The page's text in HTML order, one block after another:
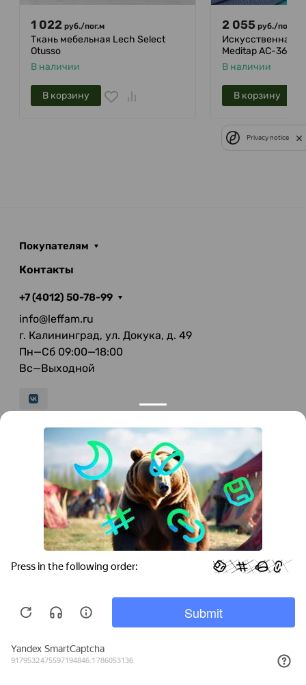
Каталог
1 022 руб./пог.м
Ткань мебельная Lech Select
Otusso
В наличии
В корзину
2 055 руб./пог.м
Искусственная
Meditap AC-365
В наличии
В корзину
Покупателям
Контакты
+7 (4012) 50-78-99
info@leffam.ru
г. Калининград, ул. Докука, д. 49
Пн—Сб 09:00—18:00
Вс—Выходной
© 2026 LeFFAM — материалы для качественной
мягкой мебели
Получение и обработка персональных данных происходит в
соответствии с Федеральным законом от 27.07.2006 года №152-ФЗ
"О персональных данных", на условиях и для целей, определенных
Политикой конфиденциальности
.
Все права защищены. Использование информации с сайта без
разрешения запрещено. Информация, указанная на сайте, не
является публичной офертой.
ООО "Мебель-Холл" ИНН: 3904613126 ОГРН: 1103925020517
Мы используем cookies для быстрой и
пользоваться сайтом, вы принимаете
условия обработки персональных данных
Privacy notice